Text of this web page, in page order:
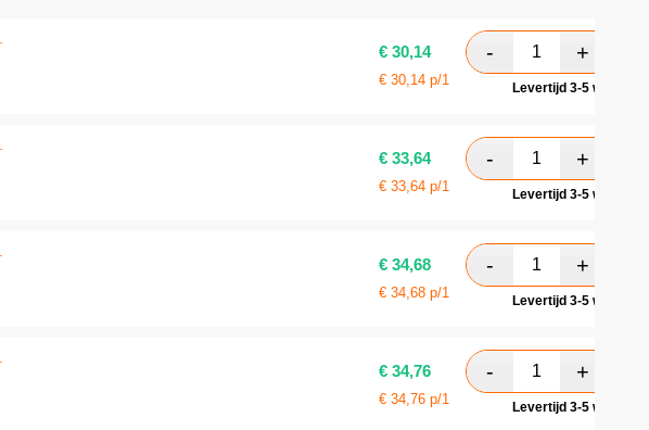
€ 30,14
€ 30,14 p/1 Levertijd 3-5
€ 33,64
€ 33,64 p/1 Levertijd 3-5
€ 34,68
€ 34,68 p/1 Levertijd 3-5
€ 34,76
€ 34,76 p/1 Levertijd 3-5